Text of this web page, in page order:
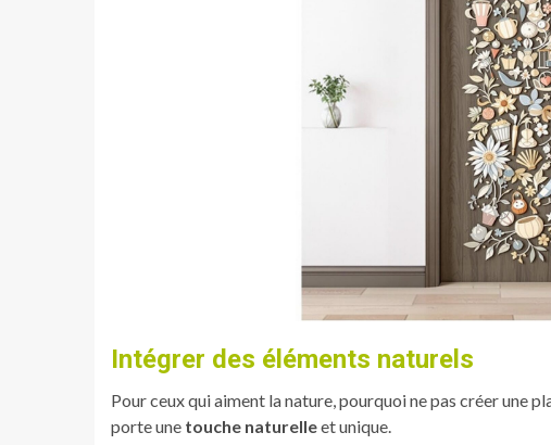
Intégrer des éléments naturels
Pour ceux qui aiment la nature, pourquoi ne pas créer une
porte une touche naturelleet unique.